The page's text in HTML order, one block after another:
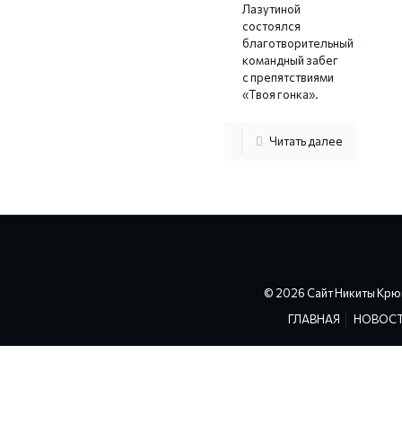
Лазутиной
состоялся
благотворительный
командный забег
с препятствиями
«Твоя гонка».
Читать далее
© 2026 Сайт Никиты
ГЛАВНАЯ